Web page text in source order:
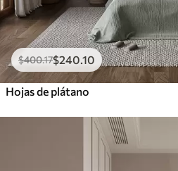
$400.17$240 .10
Hojas de plátano